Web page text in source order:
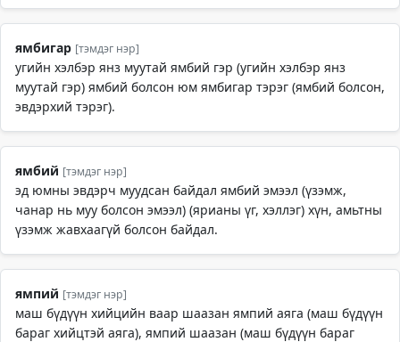
ямбигар [тэмдэг нэр]
угийн хэлбэр янз муутай ямбий гэр (угийн хэлбэр янз
муутай гэр) ямбий болсон юм ямбигар тэрэг (ямбий болсон,
эвдэрхий тэрэг).
ямбий [тэмдэг нэр]
эд юмны эвдэрч муудсан байдал ямбий эмээл (үзэмж,
чанар нь муу болсон эмээл) (ярианы үг, хэллэг) хүн, амьтны
үзэмж жавхаагүй болсон байдал.
ямпий [тэмдэг нэр]
маш бүдүүн хийцийн ваар шаазан ямпий аяга (маш бүдүүн
бараг хийцтэй аяга), ямпий шаазан (маш бүдүүн бараг